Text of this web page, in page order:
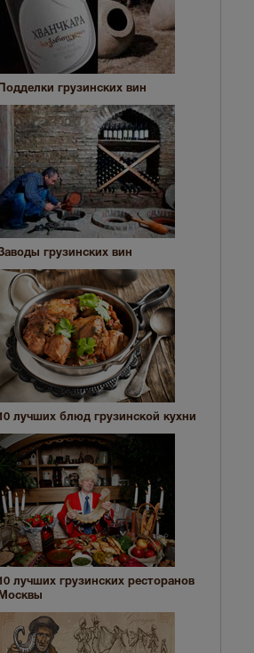
Подделки грузинских вин
грузинских вин
лучших блюд грузинской кухни
лучших грузинских ресторанов
Москвы